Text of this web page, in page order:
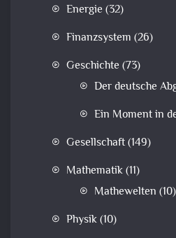
Energie (32)
Finanzsystem (26)
Geschichte (73)
Der deutsche
Ein Moment in
Gesellschaft(149)
Mathematik(11)
Mathewelten (10)
Physik(10)